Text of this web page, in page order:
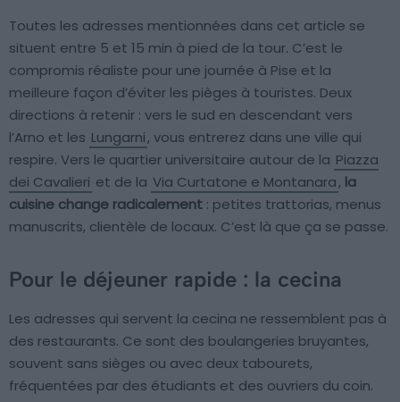
Toutes les adresses mentionnées dans cet article se
situent entre 5 et 15 min à pied de la tour. C’est le
compromis réaliste pour une journée à Pise et la
meilleure façon d’éviter les pièges à touristes. Deux
directions à retenir : vers le sud en descendant vers
l’Arno et les Lungarni, vous entrerez dans une ville qui
respire. Vers le quartier universitaire autour de la Piazza
dei Cavalieri et de la Via Curtatone e Montanara, la
cuisine change radicalement : petites trattorias, menus
manuscrits, clientèle de locaux. C’est là que ça se passe.
Pour le déjeuner rapide : la cecina
Les adresses qui servent la cecina ne ressemblent pas à
des restaurants. Ce sont des boulangeries bruyantes,
souvent sans sièges ou avec deux tabourets,
fréquentées par des étudiants et des ouvriers du coin.